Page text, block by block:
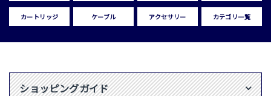
カートリッジ ケーブル アクセサリー カテゴリ一覧
ショッピングガイド